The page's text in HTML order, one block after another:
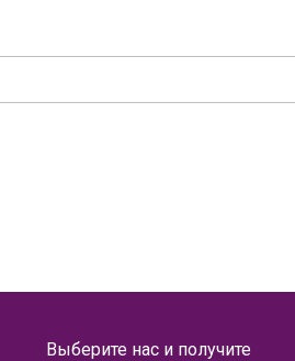
Выберите нас и получите